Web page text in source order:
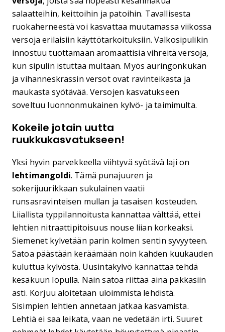
salaatteihin, keittoihin ja patoihin. Tavallisesta
ruokaherneestä voi kasvattaa muutamassa viikossa
versoja erilaisiin käyttötarkoituksiin. Valkosipulikin
innostuu tuottamaan aromaattisia vihreitä versoja,
kun sipulin istuttaa multaan. Myös auringonkukan
ja vihanneskrassin versot ovat ravinteikasta ja
maukasta syötävää. Versojen kasvatukseen
soveltuu luonnonmukainen kylvö- ja taimimulta.
Kokeile jotain uutta
ruukkukasvatukseen!
Yksi hyvin parvekkeella viihtyvä syötävä laji on
lehtimangoldi. Tämä punajuuren ja
sokerijuurikkaan sukulainen vaatii
runsasravinteisen mullan ja tasaisen kosteuden.
Liiallista typpilannoitusta kannattaa välttää, ettei
lehtien nitraattipitoisuus nouse liian korkeaksi.
Siemenet kylvetään parin kolmen sentin syvyyteen.
Satoa päästään keräämään noin kahden kuukauden
kuluttua kylvöstä. Uusintakylvö kannattaa tehdä
kesäkuun lopulla. Näin satoa riittää aina pakkasiin
asti. Korjuu aloitetaan uloimmista lehdistä.
Sisimpien lehtien annetaan jatkaa kasvamista.
Lehtiä ei saa leikata, vaan ne vedetään irti. Suuret